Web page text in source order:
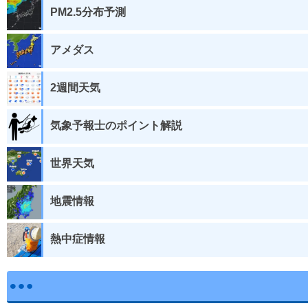
PM2.5分布予測
アメダス
2週間天気
気象予報士のポイント解説
世界天気
地震情報
熱中症情報